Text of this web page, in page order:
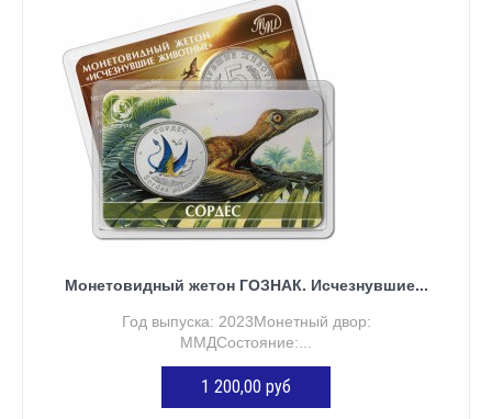
Монетовидный жетон ГОЗНАК. Исчезнувшие...
Год выпуска: 2023Монетный двор:
ММДСостояние:...
1 200,00 руб